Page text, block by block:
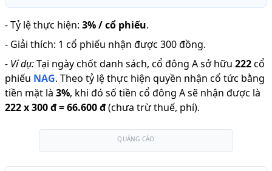
-Tỷ lệ thực hiện: 3% / cổ phiếu.
- Giải thích: 1 cổ phiếu nhận được 300 đồng.
- Ví dụ:Tại ngày chốt danh sách, cổ đông A sở hữu 222cổ
phiếu NAG. Theo tỷ lệ thực hiện quyền nhận cổ tức bằng
tiền mặt là 3%, khi đó số tiền cổ đông A sẽ nhận được là
222x300 đ=66.600 đ(chưa trừ thuế, phí).
QUẢNG CÁO